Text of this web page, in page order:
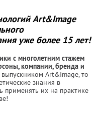
Art&Image
уже более 15 лет!
с многолетним стажем
компании, бренда и
выпускником Art&Image, то
знания в
применять их на практике